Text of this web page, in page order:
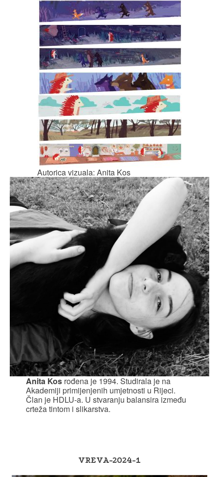
Autorica vizuala: Anita Kos
Anita Kosrođena je 1994. Studirala je na
Akademiji primijenjenih umjetnosti u Rijeci.
Član je HDLU-a. U stvaranju balansira između
crteža tintom i slikarstva.
VREVA-2024-1